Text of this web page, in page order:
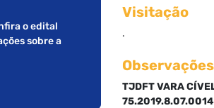
o edital
sobre a
Visitação
.
Observações
TJDFTVARA
75.2019.8.07.0014